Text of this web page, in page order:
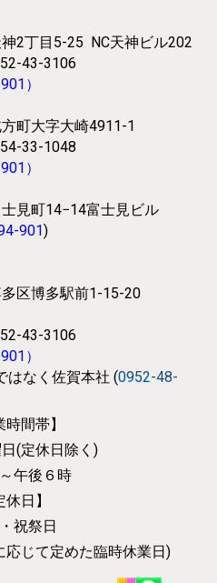
2丁目5-25 NC天神ビル202
43-3106
）
町大字大崎4911-1
33-1048
）
見町14−14富士見ビル
901)
区博多駅前1-15-20
43-3106
）
なく 佐賀本社 (0952-48-
時間帯】
日(定休日除く)
午後６時
休日】
祝祭日
じて定めた臨時休業日)